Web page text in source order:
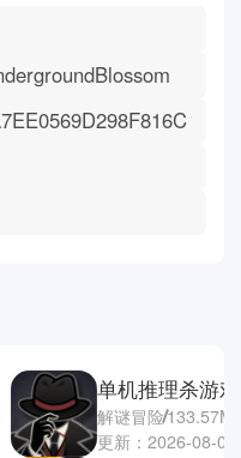
单机推理杀游戏
解谜冒险133.57M
更新：2026-08-05